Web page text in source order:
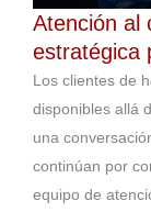
Atención al
estratégica
Los clientes de
disponibles allá
una
continúan por
equipo de